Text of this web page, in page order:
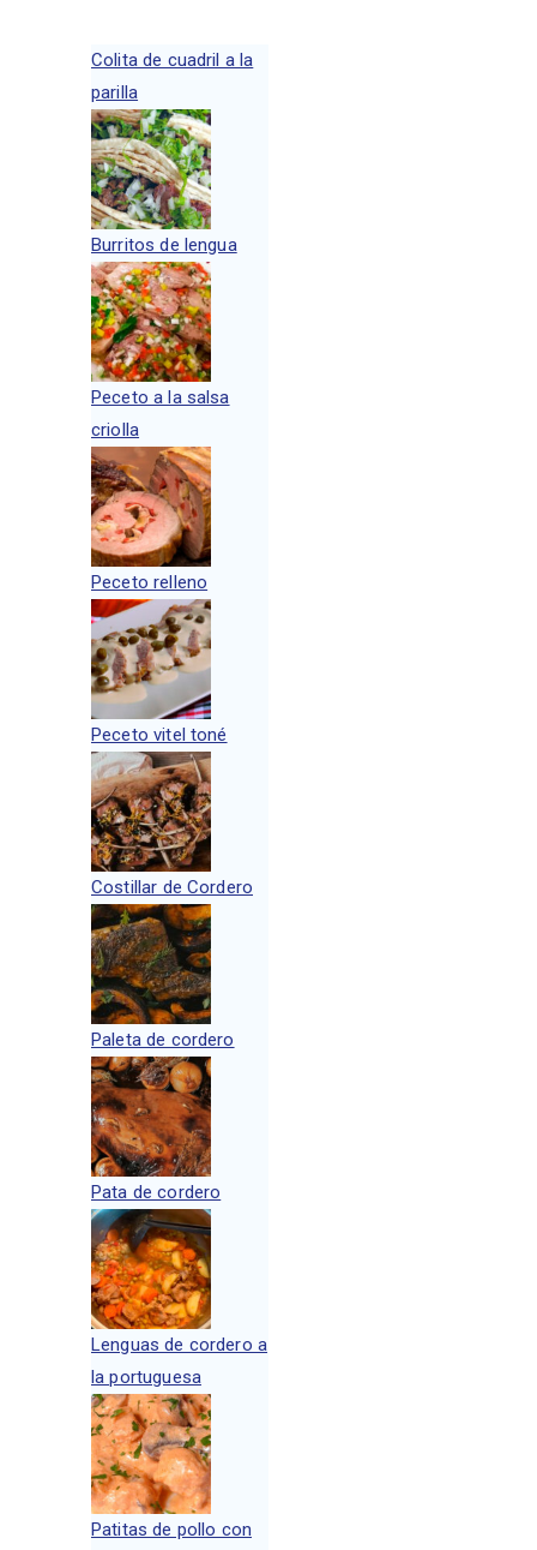
Colita de cuadril a la
parilla
Burritos de lengua
Peceto a la salsa
criolla
Peceto relleno
Peceto vitel toné
Costillar de Cordero
Paleta de cordero
Pata de cordero
Lenguas de cordero a
la portuguesa
Patitas de pollo con